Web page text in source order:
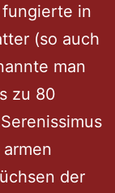
fungierte in
(so auch
man
zu 80
der